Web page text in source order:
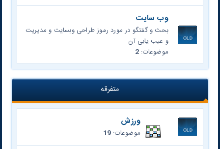
وب سایت
بحث و گفتگو در مورد رموز طراحی وبسایت و مدیریت
و عیب یابی آن
موضوعات: 2
متفرقه
ورزش
موضوعات: 19